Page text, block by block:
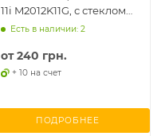
11i M2012K11G, с стеклом
камеры, оригинал PRC
Есть в наличии: 2
от240 грн.
+ 10 на счет
ПОДРОБНЕЕ